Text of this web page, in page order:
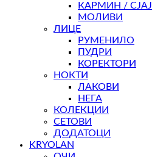
КАРМИН / СЈАЈ
МОЛИВИ
ЛИЦЕ
РУМЕНИЛО
ПУДРИ
КОРЕКТОРИ
НОКТИ
ЛАКОВИ
НЕГА
КОЛЕКЦИИ
СЕТОВИ
ДОДАТОЦИ
KRYOLAN